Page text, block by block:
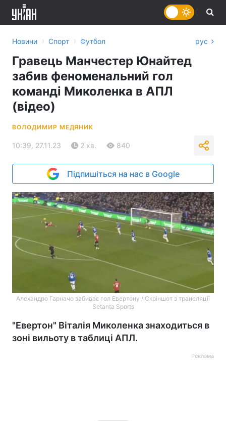
Новини › Спорт › Футбол рус
Гравець Манчестер Юнайтед
забив феноменальний гол
команді Миколенка в АПЛ
(відео)
ВОЛОДИМИР МЕДЯНИК
10:39, 27.11.23 2 хв. 840
Підпишіться на нас в Google
Алехандро Гарначо забиває гол Евертону / Скріншот з трансляції
Setanta Sports
"Евертон" Віталія Миколенка знаходиться в
зоні вильоту в таблиці АПЛ.
Реклама